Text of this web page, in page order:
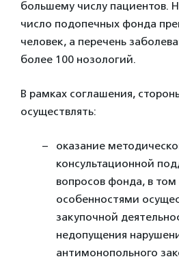
большему числу пациентов.
число подопечных фонда
человек, а перечень
более 100 нозологий.
В рамках соглашения,
осуществлять:
оказание
консультационной
вопросов фонда, в том
особенностями
закупочной
недопущения
антимонопольного